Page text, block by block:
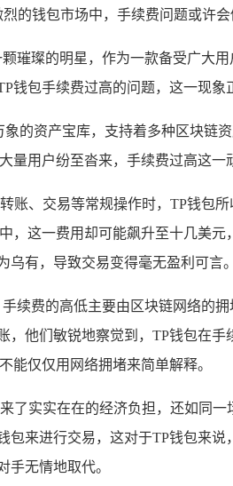
的钱包市场中，手续费问题或许
璀璨的明星，作为一款备受广大
钱包手续费过高的问题，这一现
的资产宝库，支持着多种区块链
量用户纷至沓来，手续费过高这
账、交易等常规操作时，TP钱包
，这一费用却可能飙升至十几美
有，导致交易变得毫无盈利可言。
续费的高低主要由区块链网络的
他们敏锐地察觉到，TP钱包在
能仅仅用网络拥堵来简单解释。
了实实在在的经济负担，还如同
来进行交易，这对于TP钱包来
手无情地取代。